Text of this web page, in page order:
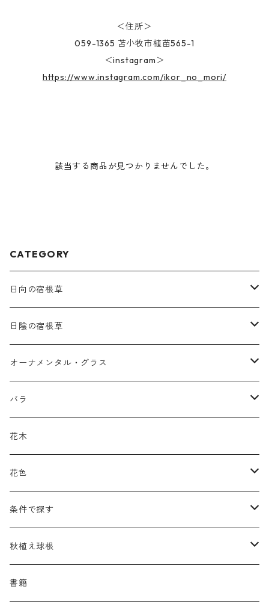
＜住所＞
059-1365 苫小牧市植苗565-1
＜instagram＞
https://www.instagram.com/ikor_no_mori/
該当する商品が見つかりませんでした。
CATEGORY
日向の宿根草
ア行
アガパンツス
アキレア
アストランティア
アデノフォラ
カ行
カラミンタ
カルタ
クランベ
サ行
サルウィア
サングイソルバ
タ行
タナケツム
タリクトルム
ナ行
ネペタ
ハ行
パエオニア
バプティシア
マ行
ムクゲニア
ラ行
日陰の宿根草
ア行
アクタエア
アコニツム
アルンクス
カ行
ギボウシ
キレンゲショウマ
タ行
ティアレラ
ドイツスズラン
ハ行
ブルネラ
プルモナリア
マ行
メルテンシア
ラ行
ランプロカプノス
シダ類
オーナメンタル・グラス
ア行
エリムス
カ行
カスマンティウム
カレクス
サ行
スティパ
セスレリア
タ行
デスカンプシア
ハ行
ハコネクロア
マ行
バラ
原種類
ハマナシの交配種（HRg）
ランブラー
クライマー
半つる
花木
花色
黒
青
緑
条件で探す
蜜源植物
グランドカバーにも良い植物
秋植え球根
アリウム
書籍